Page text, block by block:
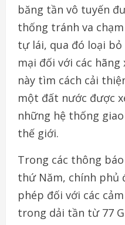
băng tần vô tuyến
thống tránh va
tự lái, qua đó loại
mại đối với các
này tìm cách cải
một đất nước được
những hệ thống
thế giới.
Trong các thông
thứ Năm, chính phủ
phép đối với các
trong dải tần từ 77